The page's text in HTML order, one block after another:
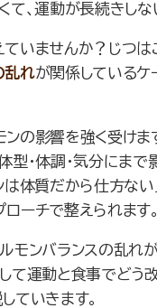
て、運動が長続きしな
いませんか？じつは
乱れが関係しているケ
の影響を強く受けま
型・体調・気分にま
は体質だから仕方な
ーチで整えられます。
モンバランスの乱れ
て運動と食事でどう
ていきます。